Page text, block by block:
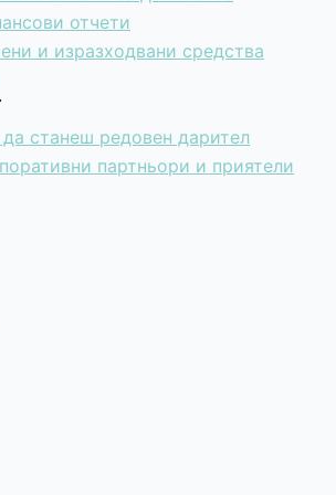
отчети
и изразходвани средства
да станеш редовен дарител
партньори и приятели